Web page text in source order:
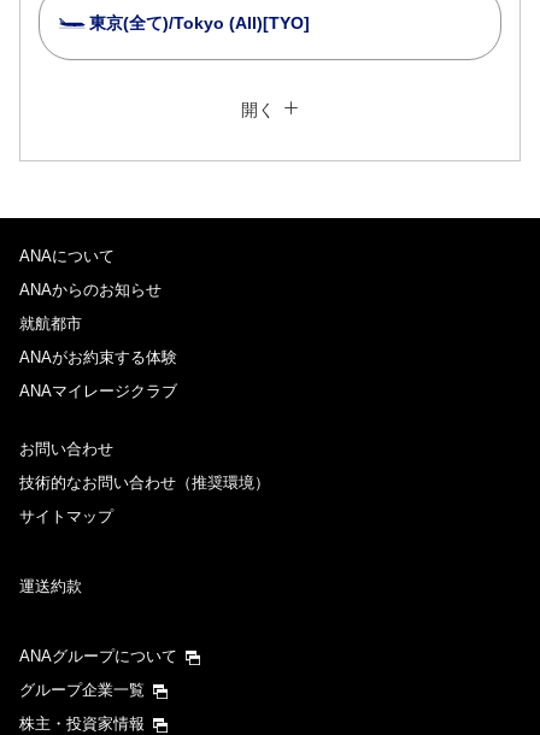
東京(全て)/Tokyo (All)[TYO]
運賃タイプ指定なし
往路出発日および時間帯
時間帯指定なし
経由地および乗り継ぎ所要時間を追加する
時間帯指定なし
開く
ANAについて
ANAからのお知らせ
就航都市
ANAがお約束する体験
ANAマイレージクラブ
お問い合わせ
技術的なお問い合わせ（推奨環境）
サイトマップ
運送約款
ANAグループについて
グループ企業一覧
株主・投資家情報